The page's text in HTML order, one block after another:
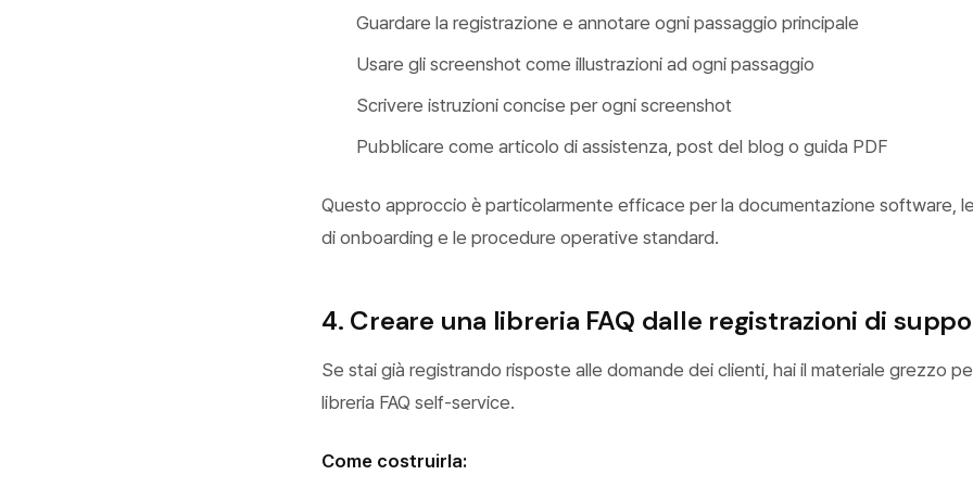
Guardare la registrazione e annotare ogni passaggio principale
Usare gli screenshot come illustrazioni ad ogni passaggio
Scrivere istruzioni concise per ogni screenshot
Pubblicare come articolo di assistenza, post del blog o guida PDF
Questo approccio è particolarmente efficace per la documentazione software,
di onboarding e le procedure operative standard.
4. Creare una libreria FAQ dalle registrazioni di
Se stai già registrando risposte alle domande dei clienti, hai il materiale grezzo
libreria FAQ self-service.
Come costruirla: